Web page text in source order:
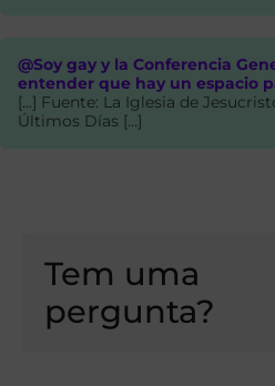
@Soy gay y la Conferencia
entender que hay un espacio
[…] Fuente: La Iglesia de
Últimos Días […]
Tem uma
pergunta?